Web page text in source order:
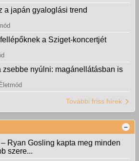
a japán gyaloglási trend
a Sziget-koncertjét
zsebbe nyúlni: magánellátásban is
Életmód
További friss hírek
Ryan Gosling kapta meg minden
szere...